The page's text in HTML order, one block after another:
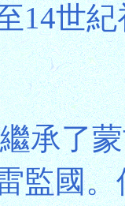
14世
承了
監國